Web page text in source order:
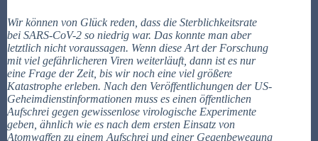
Wir können von Glück reden, dass die Sterblichkeitsrate
bei SARS-CoV-2 so niedrig war. Das konnte man aber
letztlich nicht voraussagen. Wenn diese Art der Forschung
mit viel gefährlicheren Viren weiterläuft, dann ist es nur
eine Frage der Zeit, bis wir noch eine viel größere
Katastrophe erleben. Nach den Veröffentlichungen der US-
Geheimdienstinformationen muss es einen öffentlichen
Aufschrei gegen gewissenlose virologische Experimente
geben, ähnlich wie es nach dem ersten Einsatz von
Atomwaffen zu einem Aufschrei und einer Gegenbewegung